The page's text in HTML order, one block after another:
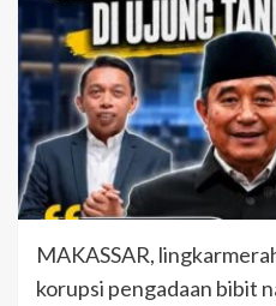
MAKASSAR,
korupsi pengadaan bibit